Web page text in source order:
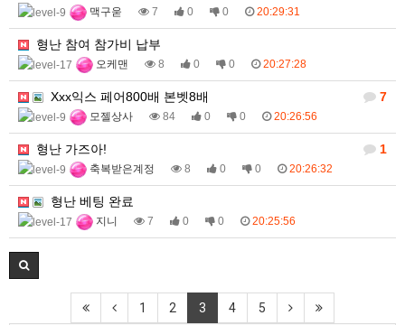
맥구욷 7 0 0 20:29:31
형난 참여 참가비 납부
오케맨 8 0 0 20:27:28
7
Xxx익스 페어800배 본벳8배
모젤상사 84 0 0 20:26:56
1
형난 가즈아!
축복받은계정 8 0 0 20:26:32
형난 베팅 완료
지니 7 0 0 20:25:56
1 2 3 4 5